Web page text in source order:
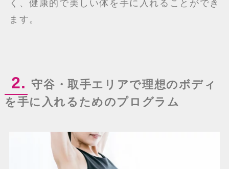
く、健康的で美しい体を手に入れることができ
ます。
2. 守谷・取手エリアで理想のボディ
を手に入れるためのプログラム